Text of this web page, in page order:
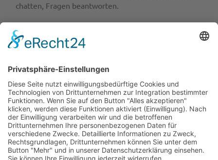
chatten, Fragen beantworten.
Wir freuen uns riesig, dieses Jahr bei der Berlin
Brettspiel Con dabei sein zu dürfen! Hier geht’s zum
Programm:Berlin Con Programm
Datenschutz